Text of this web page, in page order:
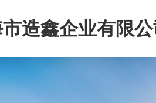
造鑫企业有限